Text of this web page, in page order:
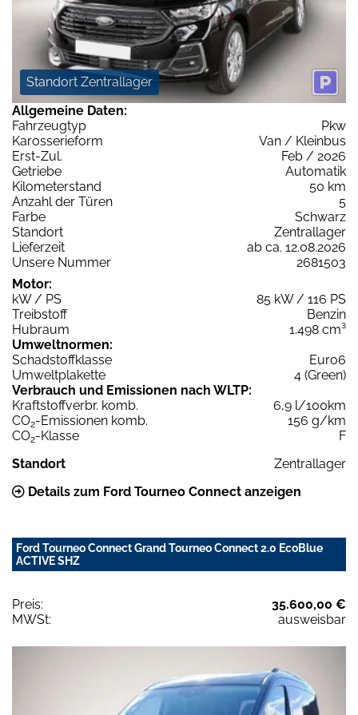
Standort Zentrallager
Allgemeine Daten:
Fahrzeugtyp
Pkw
Karosserieform
Van / Kleinbus
Erst-Zul.
Feb / 2026
Getriebe
Automatik
Kilometerstand
50 km
Anzahl der Türen
5
Farbe
Schwarz
Standort
Zentrallager
Lieferzeit
ab ca. 12.08.2026
Unsere Nummer
2681503
Motor:
kW / PS
85 kW / 116 PS
Treibstoff
Benzin
Hubraum
1.498 cm³
Umweltnormen:
Schadstoffklasse
Euro6
Umweltplakette
4 (Green)
Verbrauch und Emissionen nach WLTP:
Kraftstoffverbr. komb.
6,9 l/100km
CO2-Emissionen komb.
156 g/km
CO2-Klasse
F
Standort
Zentrallager
Details zum Ford Tourneo Connect anzeigen
Ford Tourneo Connect Grand Tourneo Connect 2.0 EcoBlue
ACTIVE SHZ
Preis:
35.600,00 €
MWSt:
ausweisbar